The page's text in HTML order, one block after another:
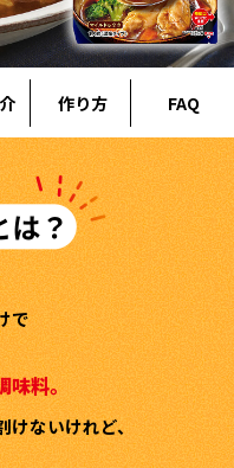
韓福善シリーズ
作り方 FAQ
で
味料。
けないけれど、